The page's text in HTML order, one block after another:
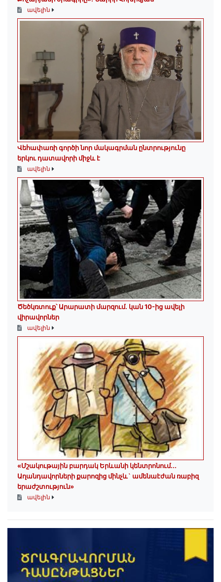
ավելին
Վեհափառի գործի նոր մակագրման ընտրությունը
երկու դատավորի միջև է
ավելին
Ծեծկռտուք՝ Արարատի մարզում. կան 10-ից ավելի
վիրավորներ
ավելին
«Մշակութային բարդակ Երևանի կենտրոնում...
Աղանդավորների քարոզից մինչև` ամենաէժան ռաբիզ
երաժշտություն»
ավելին